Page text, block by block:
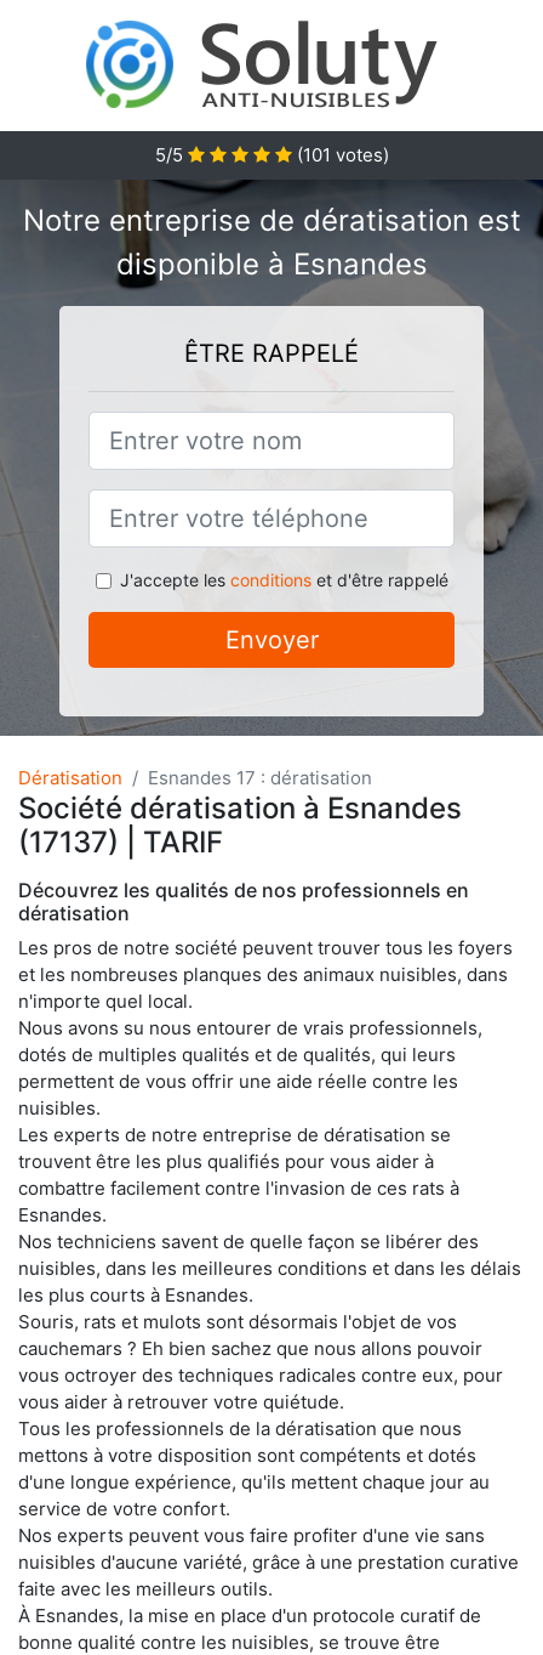
5/5 (101 votes)
Notre entreprise de dératisation est
disponible à Esnandes
ÊTRE RAPPELÉ
J'accepte les conditionset d'être rappelé
Envoyer
Dératisation Esnandes 17 : dératisation
Société dératisation à Esnandes
(17137) | TARIF
Découvrez les qualités de nos professionnels en
dératisation
Les pros de notre société peuvent trouver tous les foyers
et les nombreuses planques des animaux nuisibles, dans
n'importe quel local.
Nous avons su nous entourer de vrais professionnels,
dotés de multiples qualités et de qualités, qui leurs
permettent de vous offrir une aide réelle contre les
nuisibles.
Les experts de notre entreprise de dératisation se
trouvent être les plus qualifiés pour vous aider à
combattre facilement contre l'invasion de ces rats à
Esnandes.
Nos techniciens savent de quelle façon se libérer des
nuisibles, dans les meilleures conditions et dans les délais
les plus courts à Esnandes.
Souris, rats et mulots sont désormais l'objet de vos
cauchemars ? Eh bien sachez que nous allons pouvoir
vous octroyer des techniques radicales contre eux, pour
vous aider à retrouver votre quiétude.
Tous les professionnels de la dératisation que nous
mettons à votre disposition sont compétents et dotés
d'une longue expérience, qu'ils mettent chaque jour au
service de votre confort.
Nos experts peuvent vous faire profiter d'une vie sans
nuisibles d'aucune variété, grâce à une prestation curative
faite avec les meilleurs outils.
À Esnandes, la mise en place d'un protocole curatif de
bonne qualité contre les nuisibles, se trouve être